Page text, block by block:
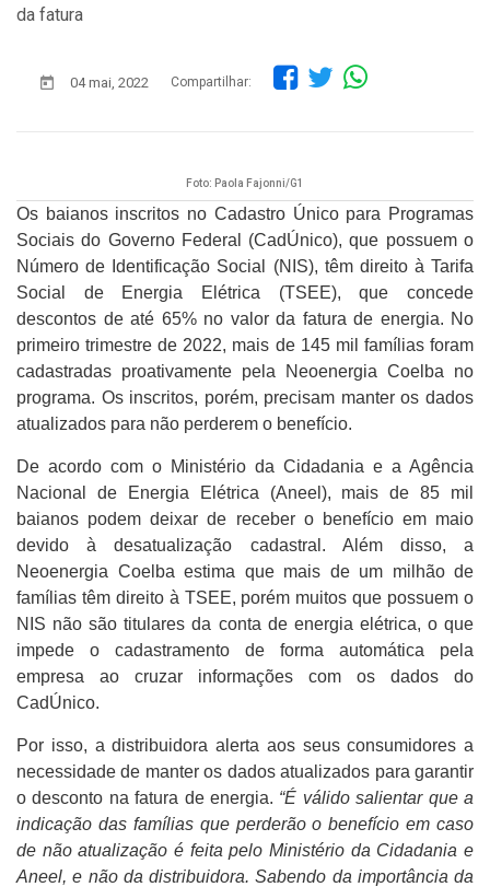
da fatura
04 mai, 2022 Compartilhar:
Foto: Paola Fajonni/G1
Os baianos inscritos no Cadastro Único para Programas
Sociais do Governo Federal (CadÚnico), que possuem o
Número de Identificação Social (NIS), têm direito à Tarifa
Social de Energia Elétrica (TSEE), que concede
descontos de até 65% no valor da fatura de energia. No
primeiro trimestre de 2022, mais de 145 mil famílias foram
cadastradas proativamente pela Neoenergia Coelba no
programa. Os inscritos, porém, precisam manter os dados
atualizados para não perderem o benefício.
De acordo com o Ministério da Cidadania e a Agência
Nacional de Energia Elétrica (Aneel), mais de 85 mil
baianos podem deixar de receber o benefício em maio
devido à desatualização cadastral. Além disso, a
Neoenergia Coelba estima que mais de um milhão de
famílias têm direito à TSEE, porém muitos que possuem o
NIS não são titulares da conta de energia elétrica, o que
impede o cadastramento de forma automática pela
empresa ao cruzar informações com os dados do
CadÚnico.
Por isso, a distribuidora alerta aos seus consumidores a
necessidade de manter os dados atualizados para garantir
o desconto na fatura de energia. “É válido salientar que a
indicação das famílias que perderão o benefício em caso
de não atualização é feita pelo Ministério da Cidadania e
Aneel, e não da distribuidora. Sabendo da importância da